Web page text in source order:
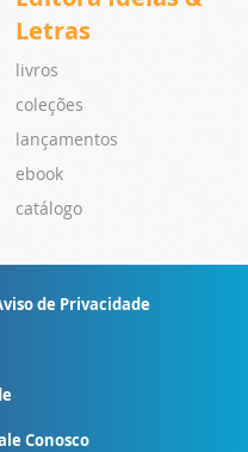
Letras
livros
coleções
lançamentos
ebook
catálogo
de Privacidade
Conosco